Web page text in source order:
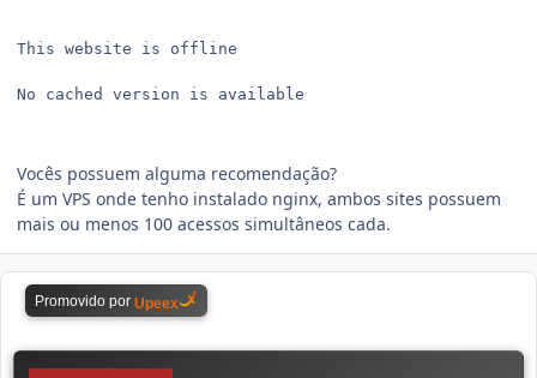
This website is offline
No cached version is available
Vocês possuem alguma recomendação?
É um VPS onde tenho instalado nginx, ambos sites possuem
mais ou menos 100 acessos simultâneos cada.